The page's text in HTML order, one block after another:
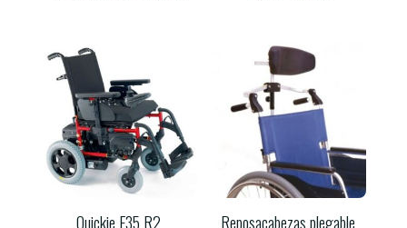
Quickie F35 R2 Reposacabezas plegable